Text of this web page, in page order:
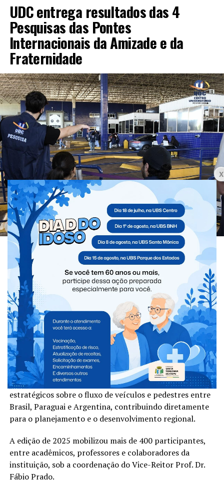
UDC entrega resultados das 4
Pesquisas das Pontes
Internacionais da Amizade e da
Fraternidade
A UDC realizou a entrega oficial dos resultados da
Pesquisa das Pontes Internacionais da Amizade e da
Fraternidade, um dos mais importantes levantamentos
sobre a mobilidade na Tríplice Fronteira.
Desenvolvida anualmente, a pesquisa fornece dados
estratégicos sobre o fluxo de veículos e pedestres entre
Brasil, Paraguai e Argentina, contribuindo diretamente
para o planejamento e o desenvolvimento regional.
A edição de 2025 mobilizou mais de 400 participantes,
entre acadêmicos, professores e colaboradores da
instituição, sob a coordenação do Vice-Reitor Prof. Dr.
Fábio Prado.